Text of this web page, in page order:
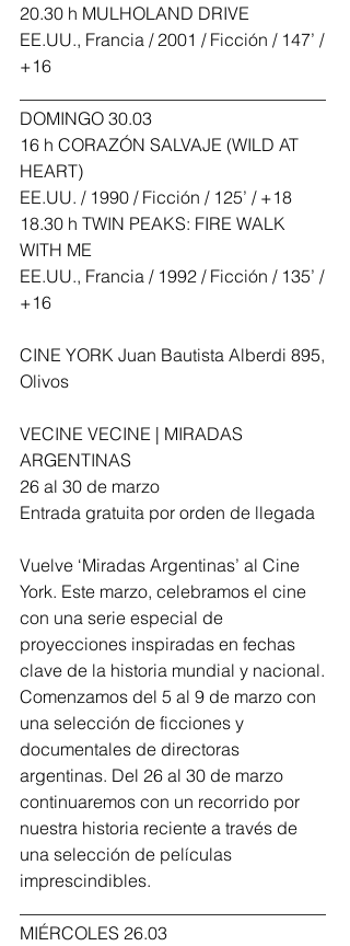
20.30 h MULHOLAND DRIVE
EE.UU., Francia / 2001 / Ficción / 147’ /
+16
DOMINGO 30.03
16 h CORAZÓN SALVAJE (WILD AT
HEART)
EE.UU. / 1990 / Ficción / 125’ / +18
18.30 h TWIN PEAKS: FIRE WALK
WITH ME
EE.UU., Francia / 1992 / Ficción / 135’ /
+16
CINE YORK Juan Bautista Alberdi 895,
Olivos
VECINE VECINE | MIRADAS
ARGENTINAS
26 al 30 de marzo
Entrada gratuita por orden de llegada
Vuelve ‘Miradas Argentinas’ al Cine
York. Este marzo, celebramos el cine
con una serie especial de
proyecciones inspiradas en fechas
clave de la historia mundial y nacional.
Comenzamos del 5 al 9 de marzo con
una selección de ficciones y
documentales de directoras
argentinas. Del 26 al 30 de marzo
continuaremos con un recorrido por
nuestra historia reciente a través de
una selección de películas
imprescindibles.
MIÉRCOLES 26.03